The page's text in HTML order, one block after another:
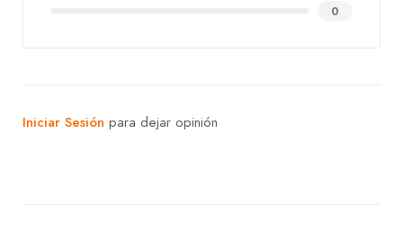
0
Iniciar Sesión para dejar opinión